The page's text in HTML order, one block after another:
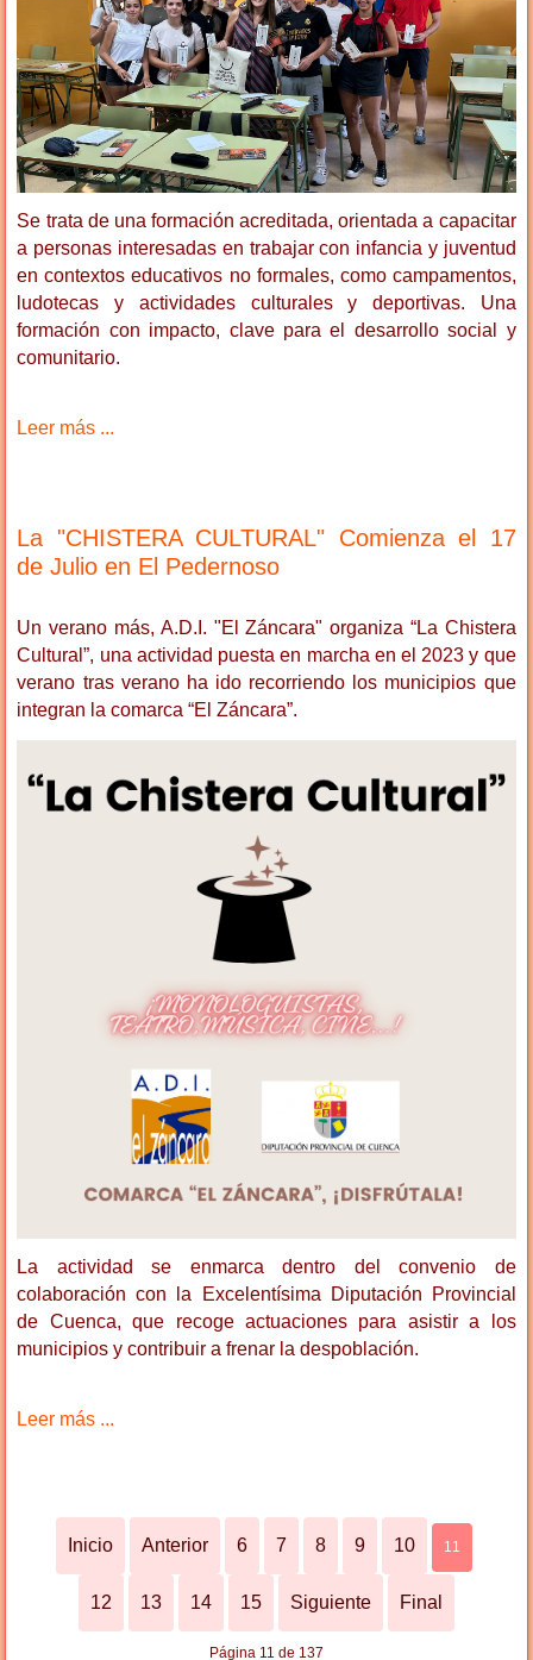
Se trata de una formación acreditada, orientada a capacitar
a personas interesadas en trabajar con infancia y juventud
en contextos educativos no formales, como campamentos,
ludotecas y actividades culturales y deportivas. Una
formación con impacto, clave para el desarrollo social y
comunitario.
Leer más ...
La "CHISTERA CULTURAL" Comienza el 17
de Julio en El Pedernoso
Un verano más, A.D.I. "El Záncara" organiza “La Chistera
Cultural”, una actividad puesta en marcha en el 2023 y que
verano tras verano ha ido recorriendo los municipios que
integran la comarca “El Záncara”.
La actividad se enmarca dentro del convenio de
colaboración con la Excelentísima Diputación Provincial
de Cuenca, que recoge actuaciones para asistir a los
municipios y contribuir a frenar la despoblación.
Leer más ...
Inicio Anterior 6 7 8 9 10 11
12 13 14 15 Siguiente Final
Página 11 de 137